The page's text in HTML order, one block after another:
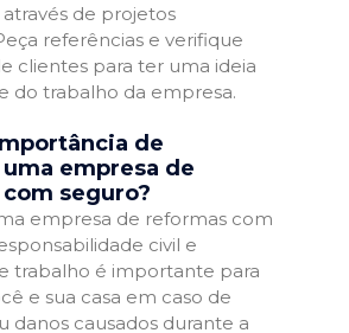
de projetos
referências e verifique
clientes para ter uma ideia
do trabalho da empresa.
de
empresa de
seguro?
empresa de reformas com
civil e
trabalho é importante para
e sua casa em caso de
danos causados durante a